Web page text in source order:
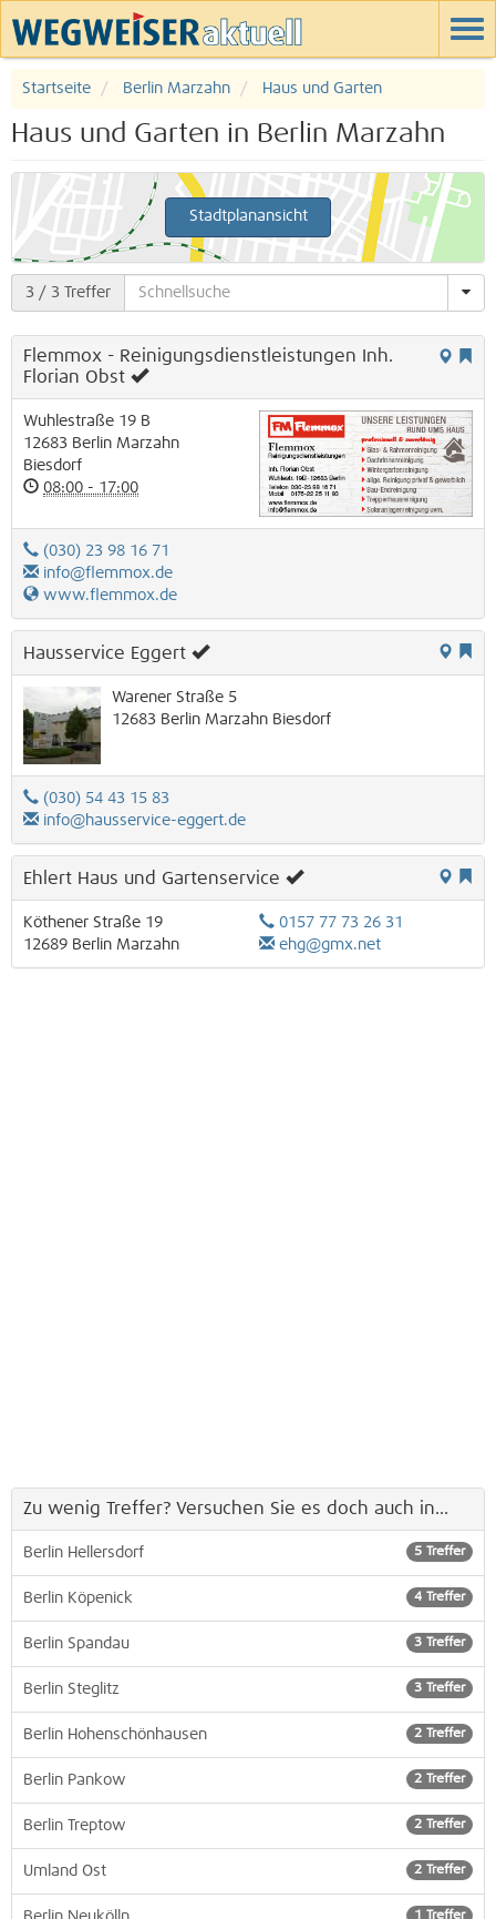
Startseite Berlin Marzahn Haus und Garten
Haus und Garten in Berlin Marzahn
Stadtplanansicht
3 / 3 Treffer
Flemmox - Reinigungsdienstleistungen Inh.
Florian Obst
Wuhlestraße 19 B
12683 Berlin Marzahn
Biesdorf
08:00 - 17:00
(030) 23 98 16 71
info@flemmox.de
www.flemmox.de
Hausservice Eggert
Warener Straße 5
12683 Berlin Marzahn Biesdorf
(030) 54 43 15 83
info@hausservice-eggert.de
Ehlert Haus und Gartenservice
Köthener Straße 19
12689 Berlin Marzahn
0157 77 73 26 31
ehg@gmx.net
Zu wenig Treffer? Versuchen Sie es doch auch in...
5 Treffer
Berlin Hellersdorf
4 Treffer
Berlin Köpenick
3 Treffer
Berlin Spandau
3 Treffer
Berlin Steglitz
2 Treffer
Berlin Hohenschönhausen
2 Treffer
Berlin Pankow
2 Treffer
Berlin Treptow
2 Treffer
Umland Ost
1 Treffer